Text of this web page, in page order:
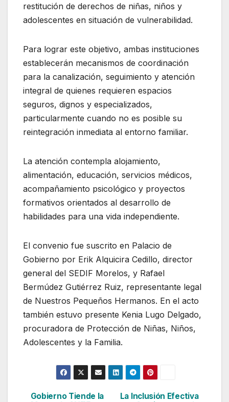
restitución de derechos de niñas, niños y
adolescentes en situación de vulnerabilidad.
Para lograr este objetivo, ambas instituciones
establecerán mecanismos de coordinación
para la canalización, seguimiento y atención
integral de quienes requieren espacios
seguros, dignos y especializados,
particularmente cuando no es posible su
reintegración inmediata al entorno familiar.
La atención contempla alojamiento,
alimentación, educación, servicios médicos,
acompañamiento psicológico y proyectos
formativos orientados al desarrollo de
habilidades para una vida independiente.
El convenio fue suscrito en Palacio de
Gobierno por Erik Alquicira Cedillo, director
general del SEDIF Morelos, y Rafael
Bermúdez Gutiérrez Ruiz, representante legal
de Nuestros Pequeños Hermanos. En el acto
también estuvo presente Kenia Lugo Delgado,
procuradora de Protección de Niñas, Niños,
Adolescentes y la Familia.
La Inclusión Efectiva
Gobierno Tiende la